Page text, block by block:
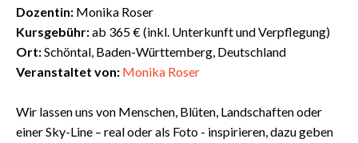
Dozentin: Monika Roser
Kursgebühr:ab 365 € (inkl. Unterkunft und Verpflegung)
Ort:Schöntal, Baden-Württemberg, Deutschland
Veranstaltet von: Monika Roser
Wir lassen uns von Menschen, Blüten, Landschaften oder
einer Sky-Line – real oder als Foto - inspirieren, dazu geben